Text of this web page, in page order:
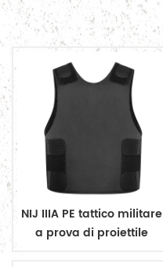
NIJ IIIA PE tattico militare
a prova di proiettile